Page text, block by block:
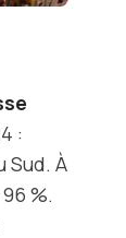
:
Sud. À
%.